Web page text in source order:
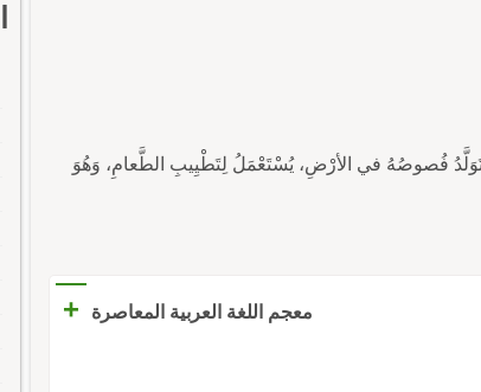
فُصوصُهُ في الأرْضِ، يُسْتَعْمَلُ لِتَطْيِيبِ الطَّعامِ، وَهُوَ
معجم اللغة العربية المعاصرة
+